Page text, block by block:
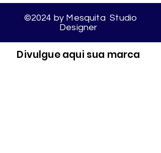
©2024 by Mesquita Studio
Designer
Divulgue aqui sua marca